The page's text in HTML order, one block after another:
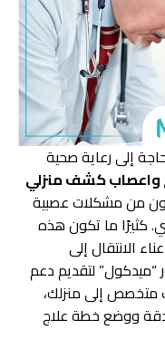
إلى رعاية صحية
واعصاب كشف منزلي
من مشكلات عصبية
كثيرًا ما تكون هذه
الانتقال إلى
“ميدكول” لتقديم دعم
متخصص إلى منزلك،
ووضع خطة علاج